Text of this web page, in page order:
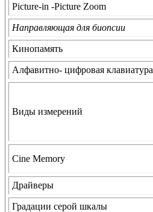
Picture-in -Picture Zoom
Направляющая для биопсии
Кинопамять
Алфавитно- цифровая клавиатура
Виды измерений
Cine Memory
Драйверы
Градации серой шкалы